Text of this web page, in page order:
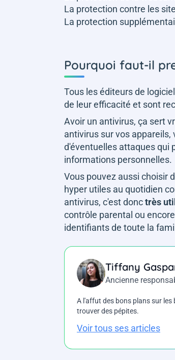
La protection contre les
La protection
Pourquoi faut-il
Tous les éditeurs de
de leur efficacité et sont
Avoir un antivirus, ça sert
antivirus sur vos appareils,
d'éventuelles attaques qui
informations personnelles.
Vous pouvez aussi choisir
hyper utiles au quotidien
antivirus, c'est donctrès
contrôle parental ou
identifiants de toute la
Tiffany
Ancienne
A l'affut des bons plans sur
trouver des pépites.
Voir tous ses articles